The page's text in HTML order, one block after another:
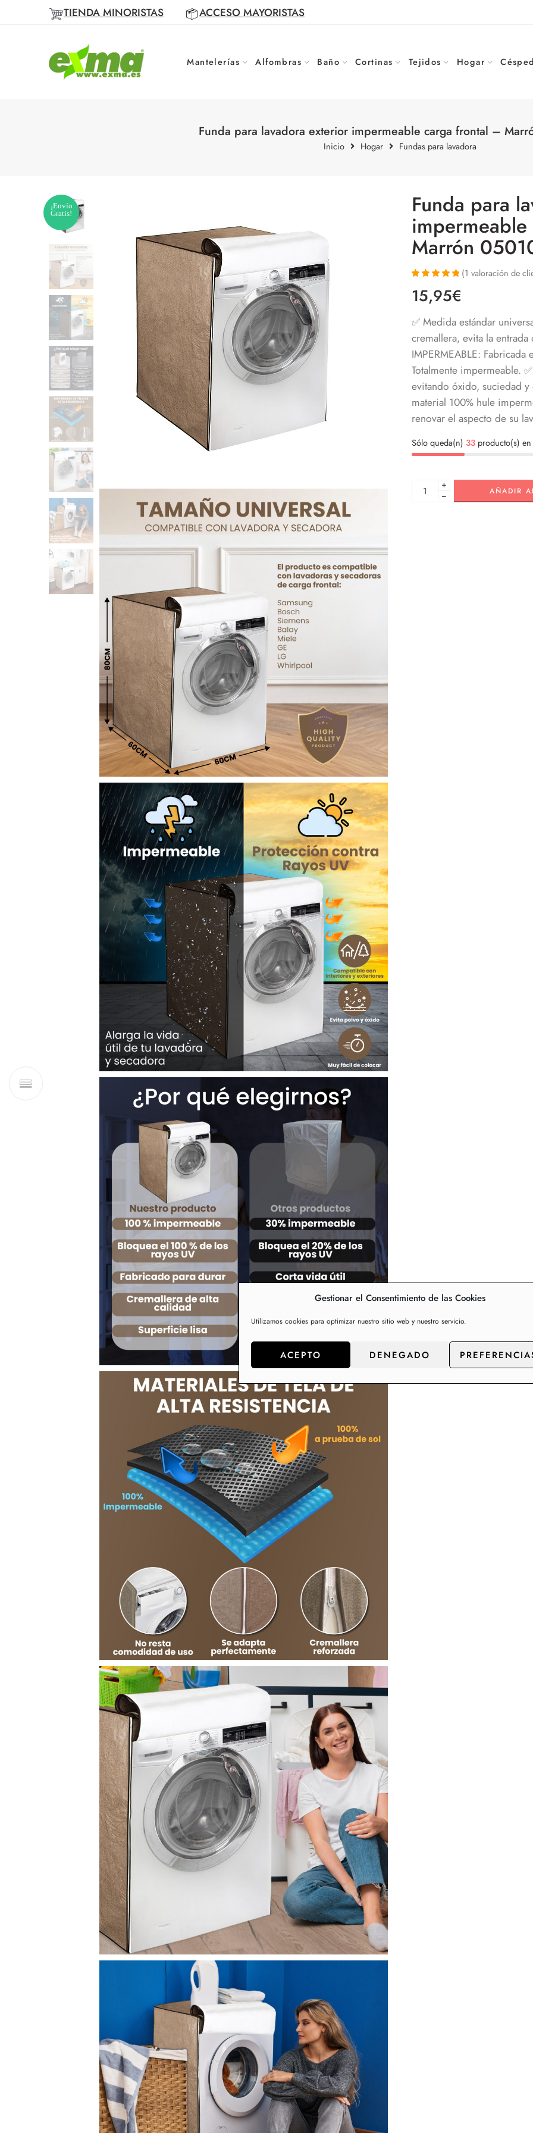
Gestionar el Consentimiento de las Cookies
Utilizamos cookies para optimizar nuestro sitio web y nuestro servicio.
ACEPTO DENEGADO
TIENDA MINORISTAS ACCESO MAYORISTAS
Mantelerías Alfombras Baño Cortinas Tejidos Hogar
Funda para lavadora exterior impermeable carga frontal –
Inicio Hogar Fundas para lavadora
¡Envío
Gratis!
Funda para
Marrón
5.00de 5 en
base a
un cliente
(1 valoración de
15,95€
✅ Medida estándar
cremallera, evita la
IMPERMEABLE:
Totalmente impermeable.
evitando óxido, suciedad
material 100% hule
renovar el aspecto de su
Sólo queda(n) 33 producto(s) en
+
−
AÑADIR